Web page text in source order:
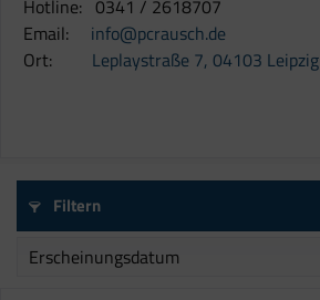
Hotline: 0341 / 2618707
Email: info@pcrausch.de
Ort: Leplaystraße 7, 04103 Leipzig
Filtern